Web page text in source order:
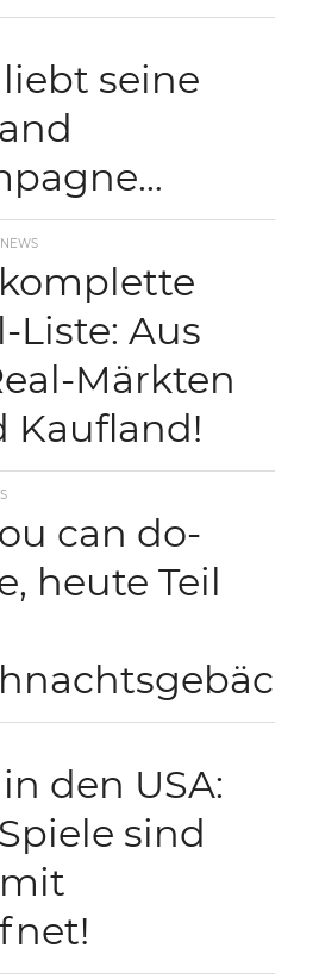
seine
Liste: Aus
Märkten
Kaufland!
can do-
heute Teil
den USA:
sind